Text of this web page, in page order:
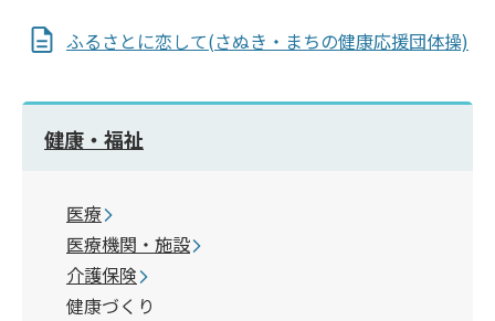
ふるさとに恋して(さぬき・まちの健康応援団体操)
健康・福祉
医療
医療機関・施設
介護保険
健康づくり